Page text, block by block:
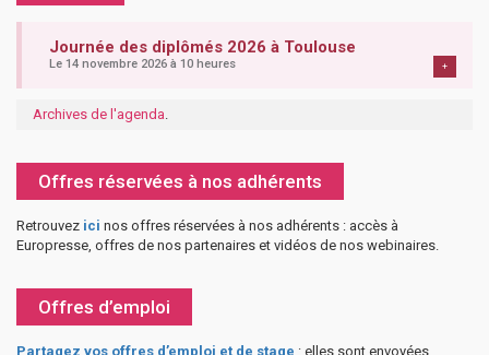
Journée des diplômés 2026 à Toulouse
Le 14 novembre 2026 à 10 heures +
Archives de l'agenda.
Offres réservées à nos adhérents
Retrouvez ici nos offres réservées à nos adhérents : accès à
Europresse, offres de nos partenaires et vidéos de nos webinaires.
Offres d’emploi
Partagez vos offres d’emploi et de stage : elles sont envoyées